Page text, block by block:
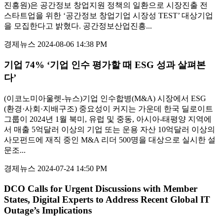
진흥원)은 공간정보 창업지원 정책의 일환으로 시장진출 전
스타트업을 위한 ‘공간정보 창업기업 시장성 TEST’ 대상기업
을 모집한다고 밝혔다. 공간정보산업진흥...
경제뉴스 2024-08-06 14:38 PM
기업 74% ‘기업 인수 평가할 때 ESG 성과 살펴본
다’
(이코노미아울렛-뉴스)기업 인수합병(M&A) 시장에서 ESG
(환경·사회·지배구조) 중요성이 커지는 가운데 한국 딜로이트
그룹이 2024년 1월 북미, 유럽 및 중동, 아시아-태평양 지역에
서 매출 5억달러 이상의 기업 또는 운용 자산 10억달러 이상의
사모펀드에 재직 중인 M&A 리더 500명을 대상으로 실시한 설
문조...
경제뉴스 2024-07-24 14:50 PM
DCO Calls for Urgent Discussions with Member
States, Digital Experts to Address Recent Global IT
Outage’s Implications